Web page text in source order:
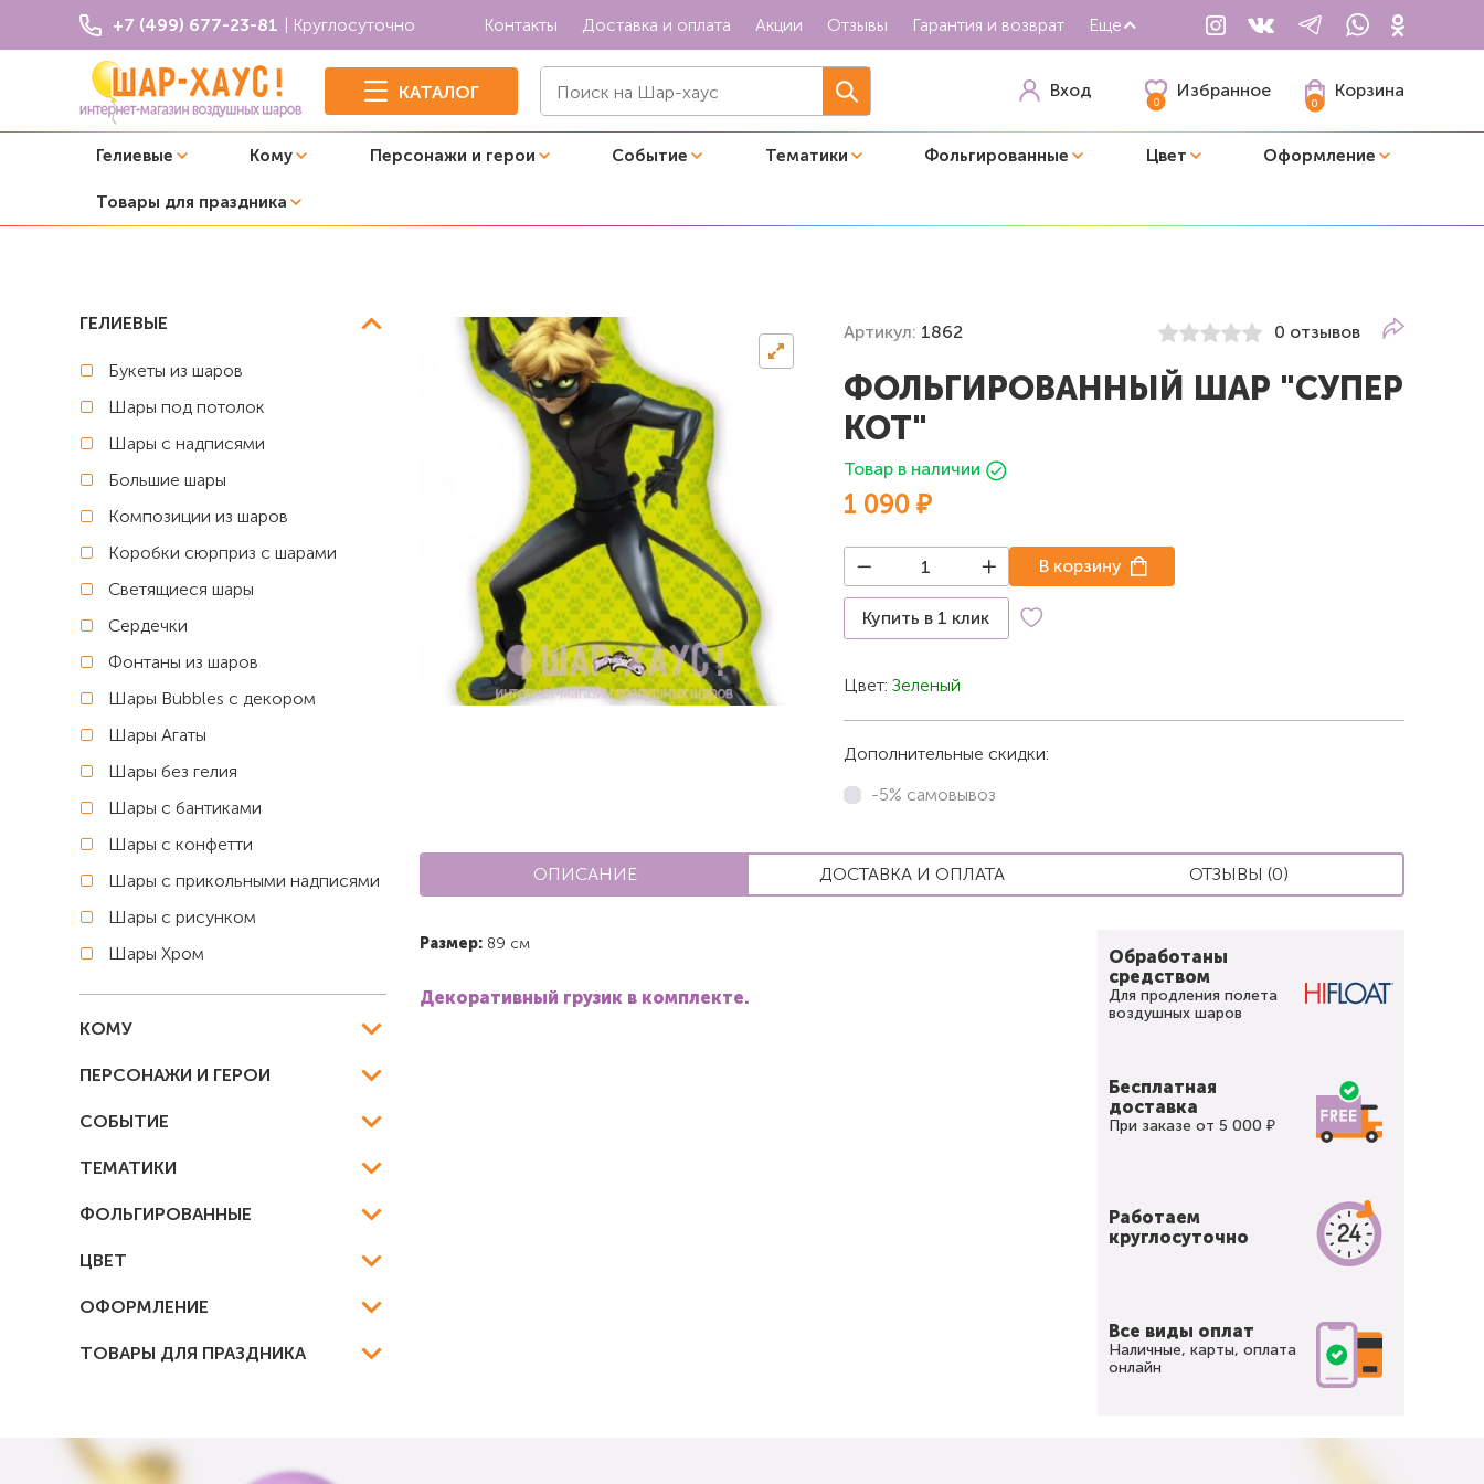
+7 (499) 677-23-81 | Круглосуточно Контакты Доставка и оплата Акции Отзывы Гарантия и возврат Еще
КАТАЛОГ Вход
0
Избранное
0
Корзина
Гелиевые Кому Персонажи и герои Событие Тематики Фольгированные Цвет Оформление
Товары для праздника
Леди Баг Фольгированный шар "Супер Кот"
ГЕЛИЕВЫЕ
Букеты из шаров
Шары под потолок
Шары с надписями
Большие шары
Композиции из шаров
Коробки сюрприз с шарами
Светящиеся шары
Сердечки
Фонтаны из шаров
Шары Bubbles с декором
Шары Агаты
Шары без гелия
Шары с бантиками
Шары с конфетти
Шары с прикольными надписями
Шары с рисунком
Шары Хром
КОМУ
ПЕРСОНАЖИ И ГЕРОИ
СОБЫТИЕ
ТЕМАТИКИ
ФОЛЬГИРОВАННЫЕ
ЦВЕТ
ОФОРМЛЕНИЕ
ТОВАРЫ ДЛЯ ПРАЗДНИКА
Артикул: 1862 0 отзывов
ФОЛЬГИРОВАННЫЙ ШАР "СУПЕР
КОТ"
Товар в наличии
1 090 ₽
Купить в 1 клик
В корзину
Цвет: Зеленый
Дополнительные скидки:
-5% самовывоз
ОПИСАНИЕ ДОСТАВКА И ОПЛАТА ОТЗЫВЫ (0)
Размер:89 см
Декоративный грузик в комплекте.
Обработаны
средством
Для продления полета
воздушных шаров
Бесплатная
доставка
При заказе от 5 000 ₽
Работаем
круглосуточно
Все виды оплат
Наличные, карты, оплата
онлайн